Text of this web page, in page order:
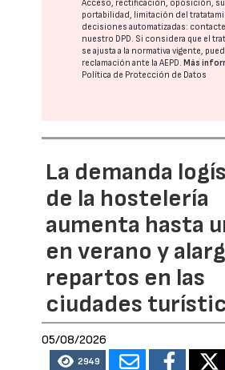
Acceso, rectificación, oposición,
portabilidad, limitación del
decisiones automatizadas:
nuestro DPD. Si considera que el
se ajusta a la normativa vigente,
reclamación ante laAEPD.Más
Política de Protección de Datos
La demanda
de la hostelería
aumenta hasta
en verano y
repartos en las
ciudades
05/08/2026
2949